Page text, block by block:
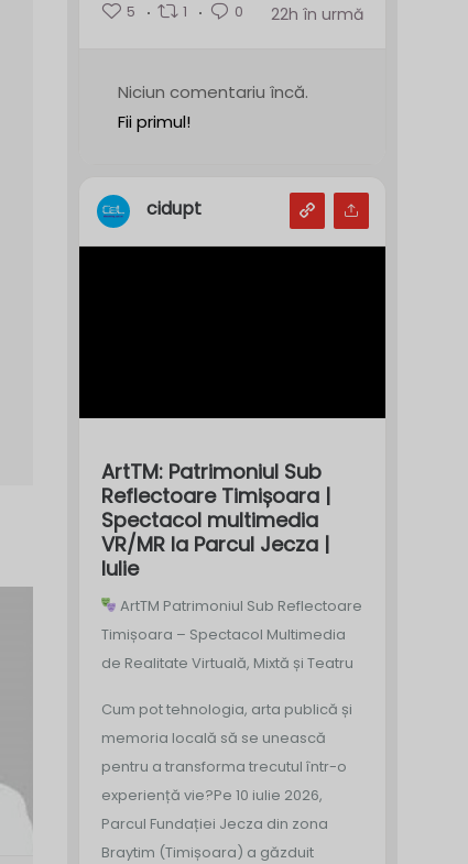
5
1 0 22h în urmă
Niciun comentariu încă.
Fii primul!
cidupt
ArtTM: Patrimoniul Sub
Reflectoare Timișoara |
Spectacol multimedia
VR/MR la Parcul Jecza |
Iulie
ArtTM Patrimoniul Sub Reflectoare
Timișoara – Spectacol Multimedia
de Realitate Virtuală, Mixtă și Teatru
Cum pot tehnologia, arta publică și
memoria locală să se unească
pentru a transforma trecutul într-o
experiență vie?Pe 10 iulie 2026,
Parcul Fundației Jecza din zona
Braytim (Timișoara) a găzduit